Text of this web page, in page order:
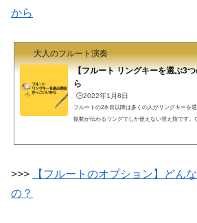
から
大人のフルート演奏
【フルート リングキーを選ぶ3
ら
🕒️2022年1月8日
フルートの2本目以降は多くの人がリングキーを
振動が伝わるリングでしか使えない替え指です。
者を脱して二本目を買おうというころになると、
>>>
【フルートのオプション】どん
の？